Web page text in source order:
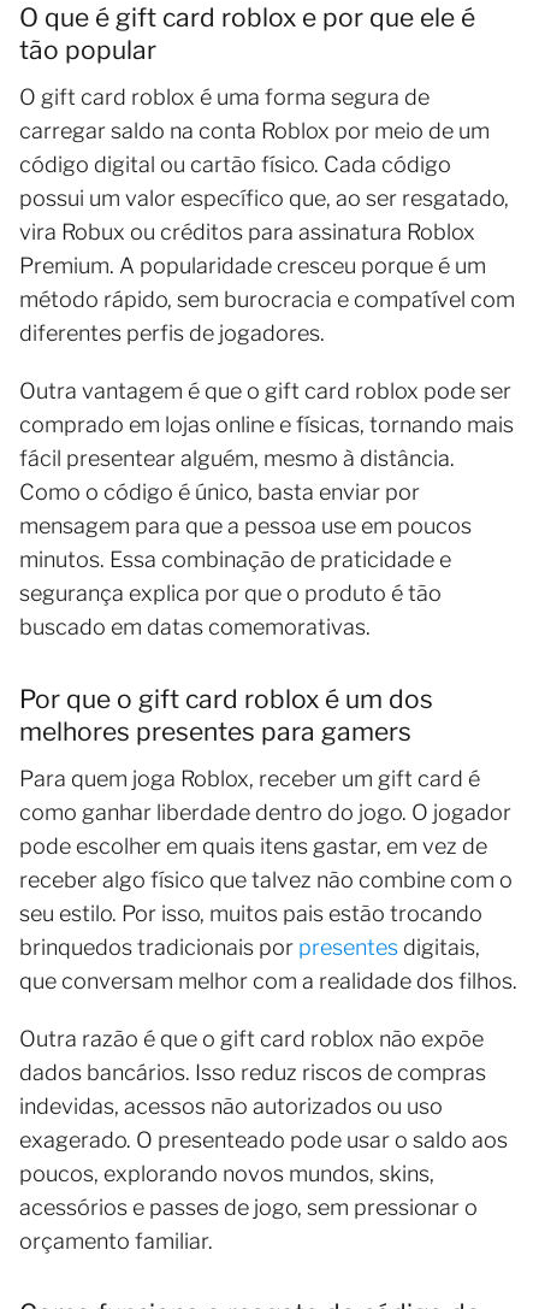
O que é gift card roblox e por que ele é
tão popular
O gift card roblox é uma forma segura de
carregar saldo na conta Roblox por meio de um
código digital ou cartão físico. Cada código
possui um valor específico que, ao ser resgatado,
vira Robux ou créditos para assinatura Roblox
Premium. A popularidade cresceu porque é um
método rápido, sem burocracia e compatível com
diferentes perfis de jogadores.
Outra vantagem é que o gift card roblox pode ser
comprado em lojas online e físicas, tornando mais
fácil presentear alguém, mesmo à distância.
Como o código é único, basta enviar por
mensagem para que a pessoa use em poucos
minutos. Essa combinação de praticidade e
segurança explica por que o produto é tão
buscado em datas comemorativas.
Por que o gift card roblox é um dos
melhores presentes para gamers
Para quem joga Roblox, receber um gift card é
como ganhar liberdade dentro do jogo. O jogador
pode escolher em quais itens gastar, em vez de
receber algo físico que talvez não combine com o
seu estilo. Por isso, muitos pais estão trocando
brinquedos tradicionais por presentes digitais,
que conversam melhor com a realidade dos filhos.
Outra razão é que o gift card roblox não expõe
dados bancários. Isso reduz riscos de compras
indevidas, acessos não autorizados ou uso
exagerado. O presenteado pode usar o saldo aos
poucos, explorando novos mundos, skins,
acessórios e passes de jogo, sem pressionar o
orçamento familiar.